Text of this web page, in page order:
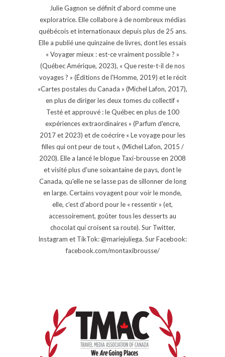
Julie Gagnon se définit d’abord comme une
exploratrice. Elle collabore à de nombreux médias
québécois et internationaux depuis plus de 25 ans.
Elle a publié une quinzaine de livres, dont les essais
« Voyager mieux : est-ce vraiment possible ? »
(Québec Amérique, 2023), « Que reste-t-il de nos
voyages ? » (Éditions de l'Homme, 2019) et le récit
«Cartes postales du Canada » (Michel Lafon, 2017),
en plus de diriger les deux tomes du collectif «
Testé et approuvé : le Québec en plus de 100
expériences extraordinaires » (Parfum d'encre,
2017 et 2023) et de coécrire « Le voyage pour les
filles qui ont peur de tout », (Michel Lafon, 2015 /
2020). Elle a lancé le blogue Taxi-brousse en 2008
et visité plus d'une soixantaine de pays, dont le
Canada, qu'elle ne se lasse pas de sillonner de long
en large. Certains voyagent pour voir le monde,
elle, c’est d’abord pour le « ressentir » (et,
accessoirement, goûter tous les desserts au
chocolat qui croisent sa route). Sur Twitter,
Instagram et TikTok: @mariejuliega. Sur Facebook:
facebook.com/montaxibrousse/